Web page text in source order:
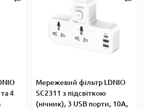
4
Мережевий фільтр LDNIO
SC2311 з підсвіткою
(нічник), 3 USB порти, 10A,